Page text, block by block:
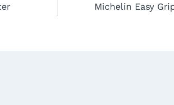
Michelin Easy